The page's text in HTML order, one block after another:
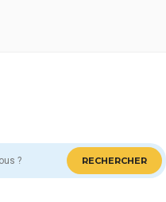
RECHERCHER